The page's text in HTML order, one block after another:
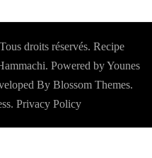
droits réservés. Recipe
Powered by Younes
By Blossom Themes.
. Privacy Policy